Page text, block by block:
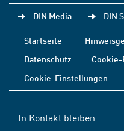
DIN Media DIN
Startseite
Datenschutz
Cookie-Einstellungen
In Kontakt bleiben